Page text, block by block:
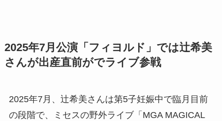
2025年7月公演「フィヨルド」では辻希美
さんが出産直前がでライブ参戦
2025年7月、辻希美さんは第5子妊娠中で臨月目前
の段階で、ミセスの野外ライブ「MGA MAGICAL